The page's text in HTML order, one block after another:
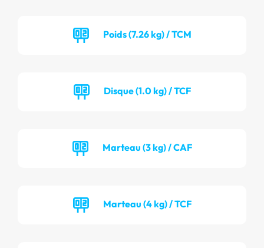
Poids (7.26 kg) / TCM
Disque (1.0 kg) / TCF
Marteau (3 kg) / CAF
Marteau (4 kg) / TCF